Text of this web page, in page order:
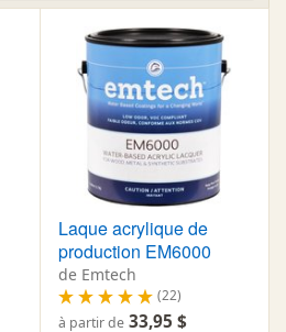
Laque acrylique de
production EM6000
de Emtech
(22)
à partir de 33,95 $